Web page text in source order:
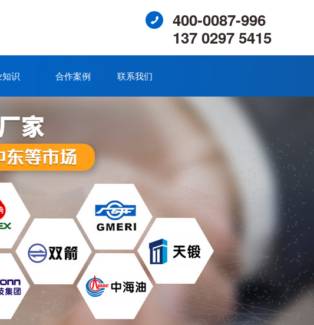
400-0087-996
137 0297 5415
知识 合作案例 联系我们